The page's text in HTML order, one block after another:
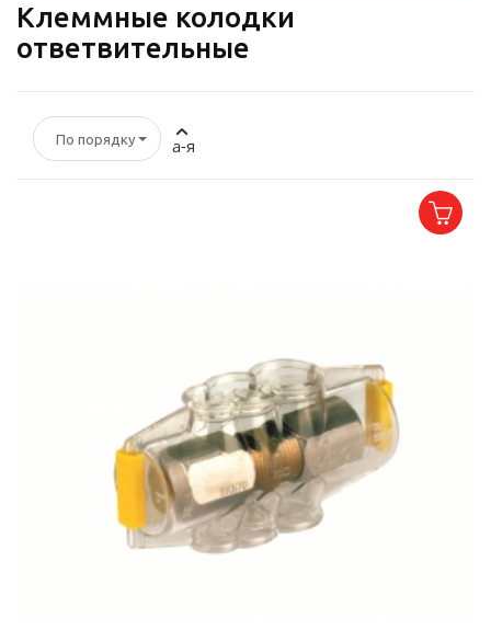
Клеммные колодки
ответвительные
По порядку а-я